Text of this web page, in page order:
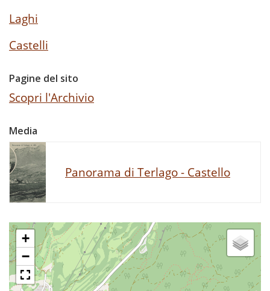
Laghi
Castelli
Pagine del sito
Scopri l'Archivio
Media
Panorama di Terlago - Castello
+
−